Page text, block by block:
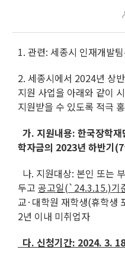
1. 관련: 세종시 인재개발
2. 세종시에서 2024년 상
지원 사업을 아래와 같이
지원받을 수 있도록 적극
가. 지원내용: 한국장학
학자금의 2023년 하반기
나. 지원대상: 본인 또는
두고 공고일(`24.3.15.)기
교·대학원 재학생(휴학생
2년 이내 미취업자
다. 신청기간: 2024. 3.